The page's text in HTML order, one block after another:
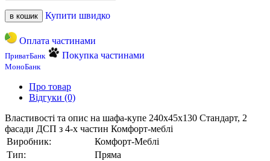
в кошик Купити швидко
Оплата частинами
ПриватБанк Покупка частинами
МоноБанк
Про товар
Відгуки (0)
Властивості та опис на шафа-купе 240х45х130 Стандарт, 2
фасади ДСП з 4-х частин Комфорт-меблі
Виробник:
Комфорт-Меблі
Тип:
Пряма